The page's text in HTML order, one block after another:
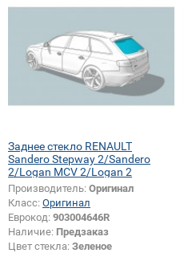
Заднее стекло RENAULT
Sandero Stepway 2/Sandero
2/Logan MCV 2/Logan 2
Производитель: Оригинал
Класс: Оригинал
Еврокод: 903004646R
Наличие: Предзаказ
Цвет стекла: Зеленое